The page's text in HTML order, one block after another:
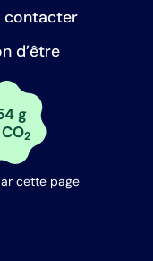
contacter
d’être
g
2
cette page